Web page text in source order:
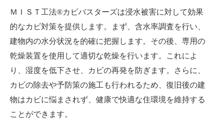
ＭＩＳＴ工法®カビバスターズは浸水被害に対して効果
的なカビ対策を提供します。まず、含水率調査を行い、
建物内の水分状況を的確に把握します。その後、専用の
乾燥装置を使用して適切な乾燥を行います。これによ
り、湿度を低下させ、カビの再発を防ぎます。さらに、
カビの除去や予防策の施工も行われるため、復旧後の建
物はカビに悩まされず、健康で快適な住環境を維持する
ことができます。